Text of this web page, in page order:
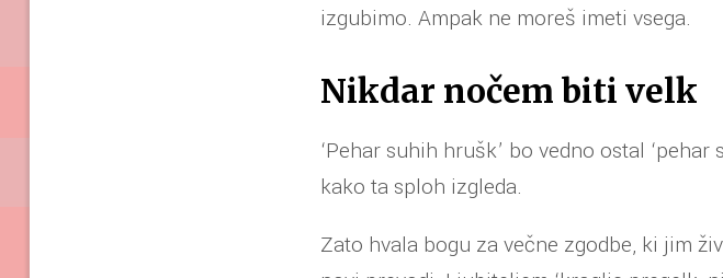
izgubimo. Ampak ne moreš imeti vsega.
Nikdar nočem biti velk
‘Pehar suhih hrušk’ bo vedno ostal
kako ta sploh izgleda.
Zato hvala bogu za večne zgodbe, ki jim